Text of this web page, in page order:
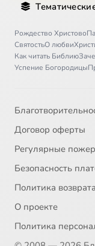
Рождество Христово
СвятостьО любви
Как читать Библию
Успение Богородицы
Договор оферты
Регулярные
Безопасность
Политика возврата
О проекте
Политика